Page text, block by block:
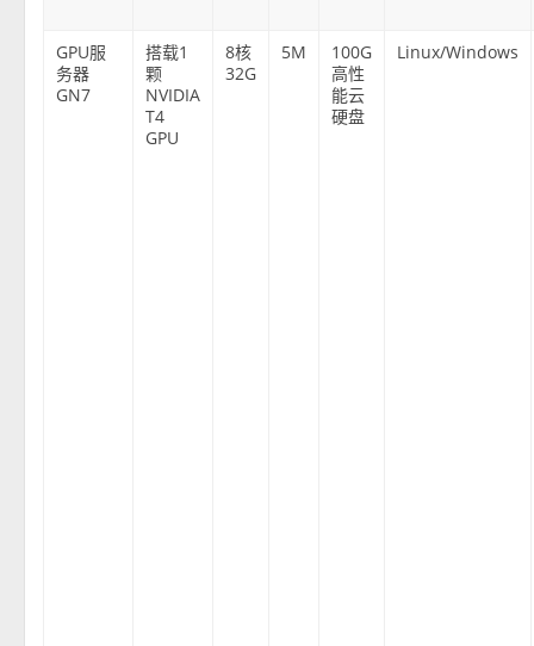
GPU服
务器
GN7
搭载1
颗
NVIDIA
T4
GPU
8核
32G
5M
100G
高性
能云
硬盘
Linux/Windows